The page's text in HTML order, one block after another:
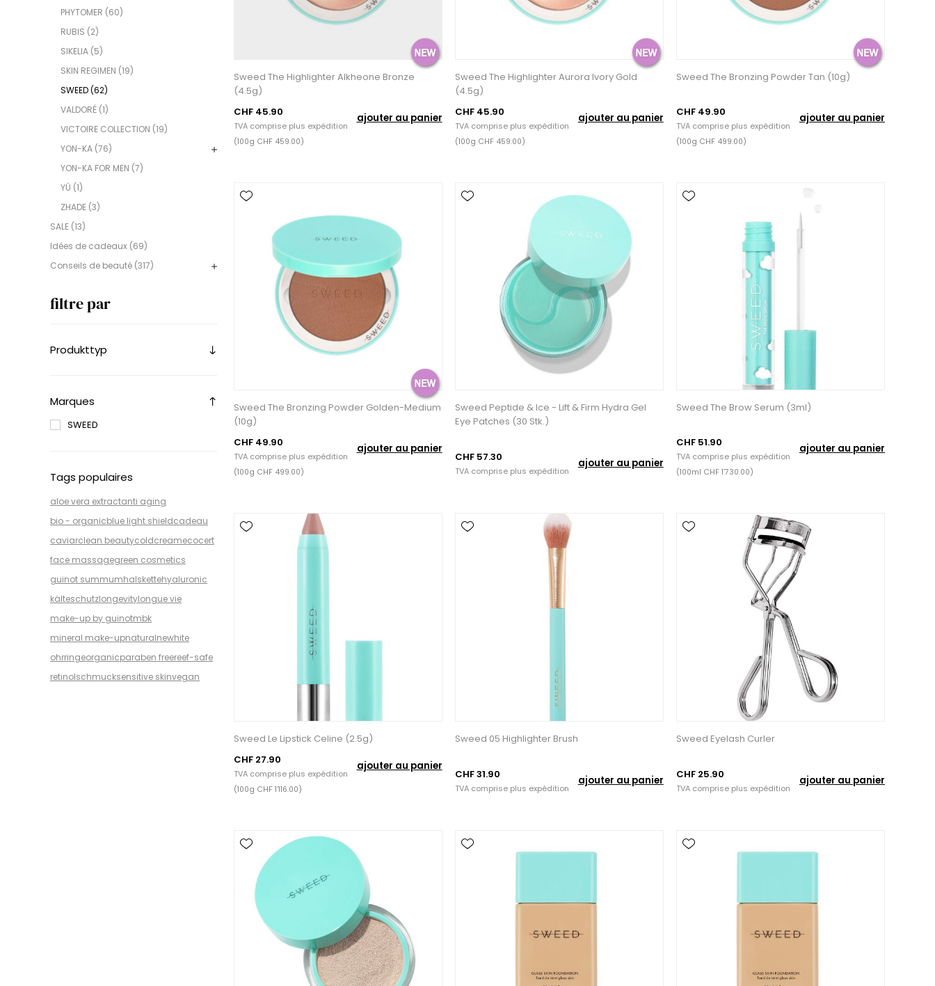
PHYTOMER (60)
RUBIS (2)
SIKELIA (5)
SKIN REGIMEN (19)
SWEED (62)
VALDORÉ (1)
VICTOIRE COLLECTION (19)
YON-KA (76)
YON-KA FOR MEN (7)
YÙ (1)
ZHADE (3)
SALE (13)
Idées de cadeaux (69)
Conseils de beauté (317)
filtre par
Produkttyp
Marques
SWEED
Tags populaires
aloe vera extractanti aging
bio - organicblue light shieldcadeau
caviarclean beautycoldcreamecocert
face massagegreen cosmetics
guinot summumhalskettehyaluronic
kälteschutzlongevitylongue vie
make-up by guinotmbk
mineral make-upnaturalnewhite
ohrringeorganicparaben freereef-safe
retinolschmucksensitive skinvegan
Sweed The Highlighter Alkheone Bronze
(4.5g)
CHF 45.90
TVA comprise plus expédition
ajouter au panier
(100g CHF 459.00)
Sweed The Highlighter Aurora Ivory Gold
(4.5g)
CHF 45.90
TVA comprise plus expédition
ajouter au panier
(100g CHF 459.00)
Sweed The Bronzing Powder Tan (10g)
CHF 49.90
TVA comprise plus expédition
ajouter au panier
(100g CHF 499.00)
Sweed The Bronzing Powder Golden-Medium
(10g)
CHF 49.90
TVA comprise plus expédition
ajouter au panier
(100g CHF 499.00)
Sweed Peptide & Ice - Lift & Firm Hydra Gel
Eye Patches (30 Stk.)
CHF 57.30
TVA comprise plus expédition
ajouter au panier
Sweed The Brow Serum (3ml)
CHF 51.90
TVA comprise plus expédition
ajouter au panier
(100ml CHF 1’730.00)
Sweed Le Lipstick Celine (2.5g)
CHF 27.90
TVA comprise plus expédition
ajouter au panier
(100g CHF 1’116.00)
Sweed 05 Highlighter Brush
CHF 31.90
TVA comprise plus expédition
ajouter au panier
Sweed Eyelash Curler
CHF 25.90
TVA comprise plus expédition
ajouter au panier